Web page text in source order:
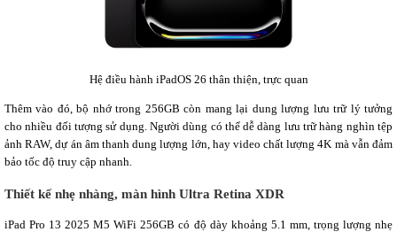
Hệ điều hành iPadOS 26 thân thiện, trực quan
Thêm vào đó, bộ nhớ trong 256GB còn mang lại dung lượng lưu trữ lý tưởng
cho nhiều đối tượng sử dụng. Người dùng có thể dễ dàng lưu trữ hàng nghìn tệp
ảnh RAW, dự án âm thanh dung lượng lớn, hay video chất lượng 4K mà vẫn đảm
bảo tốc độ truy cập nhanh.
Thiết kế nhẹ nhàng, màn hình Ultra Retina XDR
iPad Pro 13 2025 M5 WiFi 256GB có độ dày khoảng 5.1 mm, trọng lượng nhẹ